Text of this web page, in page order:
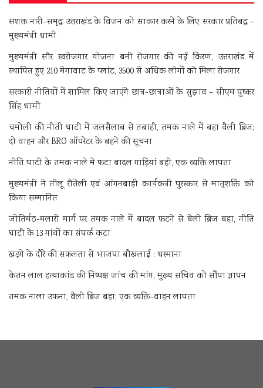
सशक्त नारी–समृद्ध उत्तराखंड के विजन को साकार करने के लिए सरकार प्रतिबद्ध –
मुख्यमंत्री धामी
मुख्यमंत्री सौर स्वरोजगार योजना बनी रोजगार की नई किरण, उत्तराखंड में
स्थापित हुए 210 मेगावाट के प्लांट, 3500 से अधिक लोगों को मिला रोजगार
सरकारी नीतियों में शामिल किए जाएंगे छात्र-छात्राओं के सुझाव – सीएम पुष्कर
सिंह धामी
चमोली की नीती घाटी में जलसैलाब से तबाही, तमक नाले में बहा वैली ब्रिज;
दो वाहन और BRO ऑपरेटर के बहने की सूचना
नीति घाटी के तमक नाले मे फटा बादल गाड़ियां बही, एक व्यक्ति लापता
मुख्यमंत्री ने तीलू रौतेली एवं आंगनबाड़ी कार्यकत्री पुरस्कार से मातृशक्ति को
किया सम्मानित
जोतिर्मठ-मलारी मार्ग पर तमक नाले में बादल फटने से बेली ब्रिज बहा, नीति
घाटी के 13 गांवों का संपर्क कटा
खड़गे के दौरे की सफलता से भाजपा बौखलाई : धस्माना
केतन लाल हत्याकांड की निष्पक्ष जांच की मांग, मुख्य सचिव को सौंपा ज्ञापन
तमक नाला उफना, वैली ब्रिज बहा; एक व्यक्ति-वाहन लापता